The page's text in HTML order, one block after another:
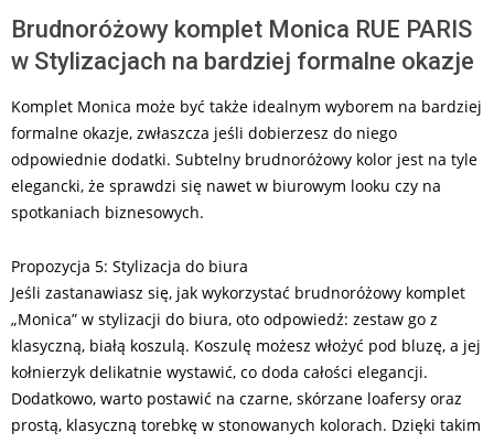
Brudnoróżowy komplet Monica RUE PARIS
w Stylizacjach na bardziej formalne okazje
Komplet Monica może być także idealnym wyborem na bardziej
formalne okazje, zwłaszcza jeśli dobierzesz do niego
odpowiednie dodatki. Subtelny brudnoróżowy kolor jest na tyle
elegancki, że sprawdzi się nawet w biurowym looku czy na
spotkaniach biznesowych.
Propozycja 5: Stylizacja do biura
Jeśli zastanawiasz się, jak wykorzystać brudnoróżowy komplet
„Monica” w stylizacji do biura, oto odpowiedź: zestaw go z
klasyczną, białą koszulą. Koszulę możesz włożyć pod bluzę, a jej
kołnierzyk delikatnie wystawić, co doda całości elegancji.
Dodatkowo, warto postawić na czarne, skórzane loafersy oraz
prostą, klasyczną torebkę w stonowanych kolorach. Dzięki takim